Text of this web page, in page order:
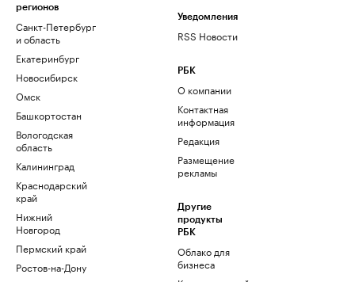
регионов
Санкт-Петербург
и область
Екатеринбург
Новосибирск
Омск
Башкортостан
Вологодская
область
Калининград
Краснодарский
край
Нижний
Новгород
Пермский край
Ростов-на-Дону
Уведомления
RSS Новости
РБК
О компании
Контактная
информация
Редакция
Размещение
рекламы
Другие
продукты
РБК
Облако для
бизнеса